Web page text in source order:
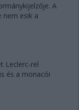
A
nem esik a
Leclerc-rel
és a monacói